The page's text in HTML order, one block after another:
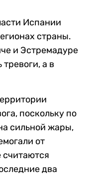
Испании
страны.
и Эстремадуре
а в
поскольку по
сильной жары,
от
считаются
два